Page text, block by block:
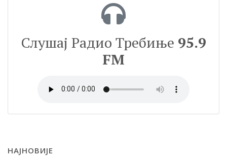
Слушај Радио Требиње 95.9
FM
НАЈНОВИЈЕ